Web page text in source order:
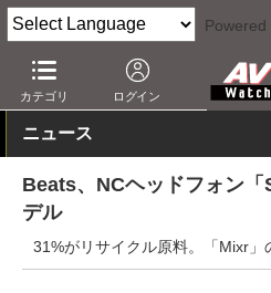
Powered
カテゴリ ログイン
AV Watch 製品 ヘッドフォン
ニュース
Beats、NCヘッドフォン
デル
31%がリサイクル原料。「Mixr」